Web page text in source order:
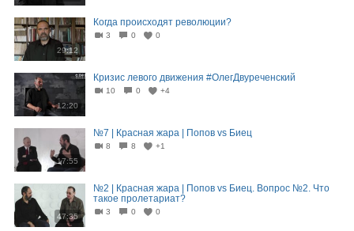
29:12
Когда происходят революции?
3 0 0
12:20
Кризис левого движения #ОлегДвуреченский
10 0 +4
17:55
№7 | Красная жара | Попов vs Биец
8 8 +1
47:35
№2 | Красная жара | Попов vs Биец. Вопрос №2. Что
такое пролетариат?
3 0 0